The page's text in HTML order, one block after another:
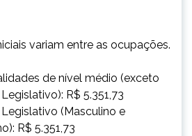
variam entre as ocupações.
de nível médio (exceto
R$ 5.351,73
(Masculino e
R$ 5.351,73